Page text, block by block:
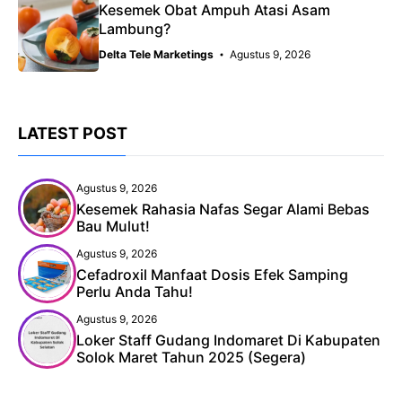
Kesemek Obat Ampuh Atasi Asam
Lambung?
Delta Tele Marketings Agustus 9, 2026
LATEST POST
Agustus 9, 2026
Kesemek Rahasia Nafas Segar Alami Bebas
Bau Mulut!
Agustus 9, 2026
Cefadroxil Manfaat Dosis Efek Samping
Perlu Anda Tahu!
Agustus 9, 2026
Loker Staff Gudang Indomaret Di Kabupaten
Solok Maret Tahun 2025 (Segera)